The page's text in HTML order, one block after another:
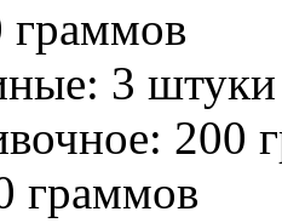
3 штуки
200
граммов